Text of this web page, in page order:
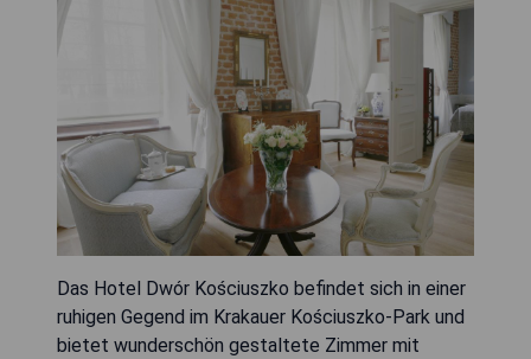
Das Hotel Dwór Kościuszko befindet sich in einer
ruhigen Gegend im Krakauer Kościuszko-Park und
bietet wunderschön gestaltete Zimmer mit